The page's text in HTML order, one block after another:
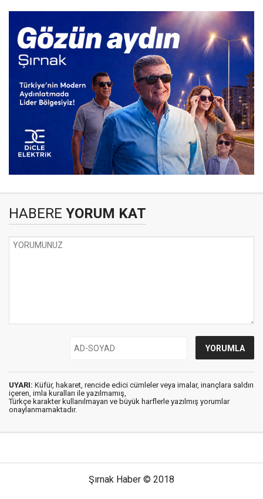
HABERE YORUM KAT
UYARI: Küfür, hakaret, rencide edici cümleler veya imalar, inançlara saldırı
içeren, imla kuralları ile yazılmamış,
Türkçe karakter kullanılmayan ve büyük harflerle yazılmış yorumlar
onaylanmamaktadır.
Şırnak Haber © 2018